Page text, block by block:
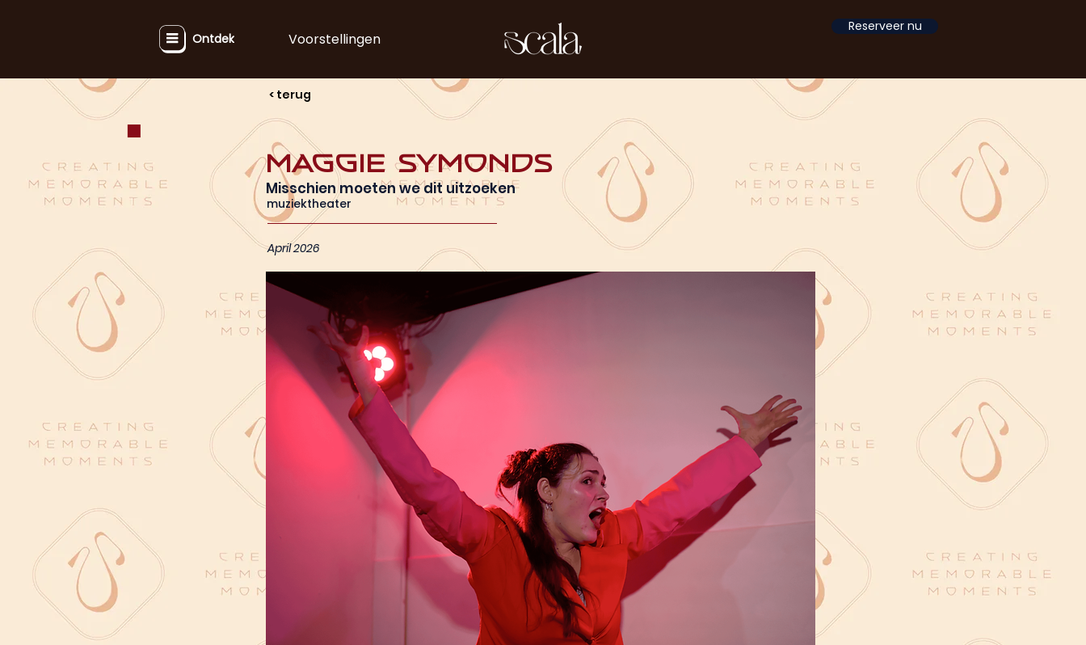
Ontdek Voorstellingen
Reserveer nu
< terug
muziektheater
Maggie Symonds
Misschien moeten we dit uitzoeken
April 2026